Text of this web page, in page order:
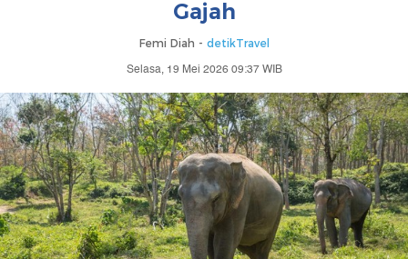
Gajah
Femi Diah - detikTravel
Selasa, 19 Mei 2026 09:37 WIB